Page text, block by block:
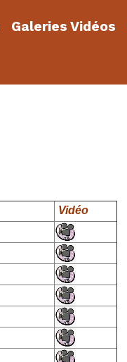
Galeries Vidéos
Vidéo